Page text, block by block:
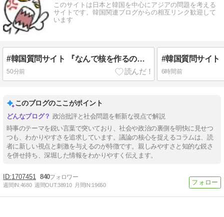
このサイトは日本と韓国を中心にアジアの問題を考える
サイトです。韓国関連ブログからの相互リンク歓迎して
います
#韓国質問サイト 『なんで核を作るのにアメリカの同意が必要なのか？』、『許可なんて不要です！制裁されるけどw』
51分前 6時間前
このブログのここがポイント
政治批評と社会問題を斬新な視点で解説
時事のテーマを鋭い言葉で突いており、社会や政治の裏側を明快に見せつ
つも、わかりやすさを追求しています。議論の核心を捉えるコラムは、読
者に新しい視点と刺激を与えるのが特徴です。親しみやすさと知的な鋭さ
を併せ持ち、深堀した情報をわかりやすく伝えます。
1707451 840
週間IN:4680 週間OUT:38910 月間IN:19650